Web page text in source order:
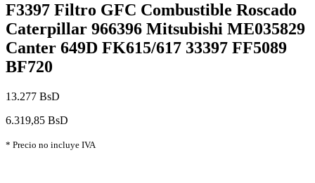
F3397 Filtro GFC Combustible Roscado
Caterpillar 966396 Mitsubishi ME035829
Canter 649D FK615/617 33397 FF5089
BF720
13.277 BsD
6.319,85 BsD
* Precio no incluye IVA